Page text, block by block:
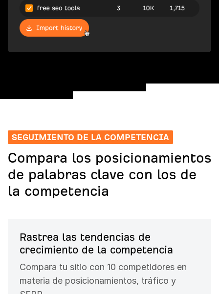
SEGUIMIENTO DE LA COMPETENCIA
Compara los posicionamientos
de palabras clave con los de
la competencia
Rastrea las tendencias de
crecimiento de la competencia
Compara tu sitio con 10 competidores en
materia de posicionamientos, tráfico y